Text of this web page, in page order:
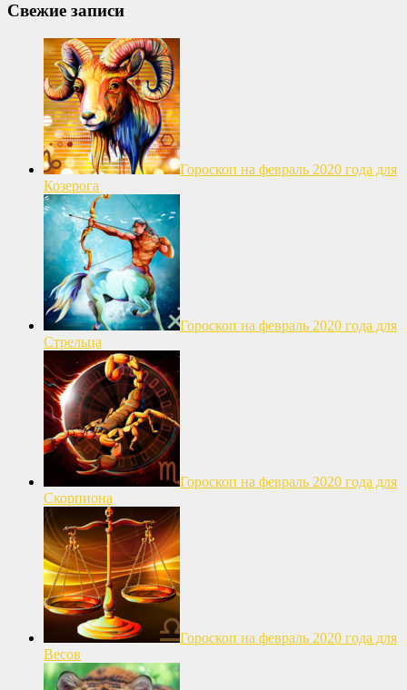
Свежие записи
Гороскоп на февраль 2020 года для
Козерога
Гороскоп на февраль 2020 года для
Стрельца
Гороскоп на февраль 2020 года для
Скорпиона
Гороскоп на февраль 2020 года для
Весов